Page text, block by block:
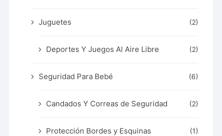
Juguetes (2)
Deportes Y Juegos Al Aire Libre (2)
Seguridad Para Bebé (6)
Candados Y Correas de Seguridad (2)
Protección Bordes y Esquinas (1)